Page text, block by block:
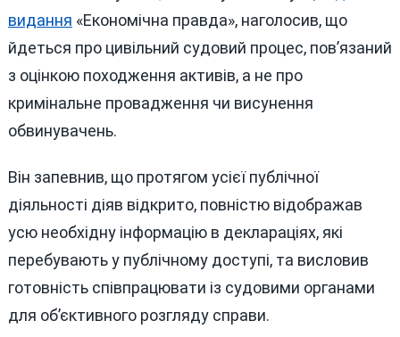
видання «Економічна правда», наголосив, що
йдеться про цивільний судовий процес, пов’язаний
з оцінкою походження активів, а не про
кримінальне провадження чи висунення
обвинувачень.
Він запевнив, що протягом усієї публічної
діяльності діяв відкрито, повністю відображав
усю необхідну інформацію в деклараціях, які
перебувають у публічному доступі, та висловив
готовність співпрацювати із судовими органами
для об’єктивного розгляду справи.